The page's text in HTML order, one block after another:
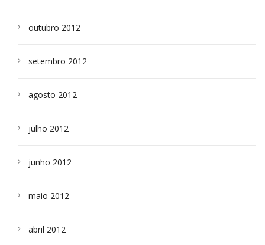
outubro 2012
setembro 2012
agosto 2012
julho 2012
junho 2012
maio 2012
abril 2012